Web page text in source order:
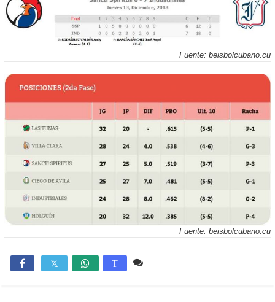
Fuente: beisbolcubano.cu
Fuente: beisbolcubano.cu
 T